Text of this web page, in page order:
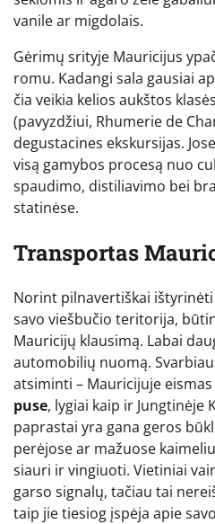
vanile ar migdolais.
Gėrimų srityje Mauricijus
romu. Kadangi sala gausiai
čia veikia kelios aukštos
(pavyzdžiui, Rhumerie de
degustacines ekskursijas.
visą gamybos procesą nuo
spaudimo, distiliavimo bei
statinėse.
Transportas
Norint pilnavertiškai
savo viešbučio teritorija,
Mauricijų klausimą. Labai
automobilių nuomą.
atsiminti – Mauricijuje eismas
puse, lygiai kaip ir Jungtinėje
paprastai yra gana geros
perėjose ar mažuose
siauri ir vingiuoti. Vietiniai
garso signalų, tačiau tai
taip jie tiesiog įspėja apie